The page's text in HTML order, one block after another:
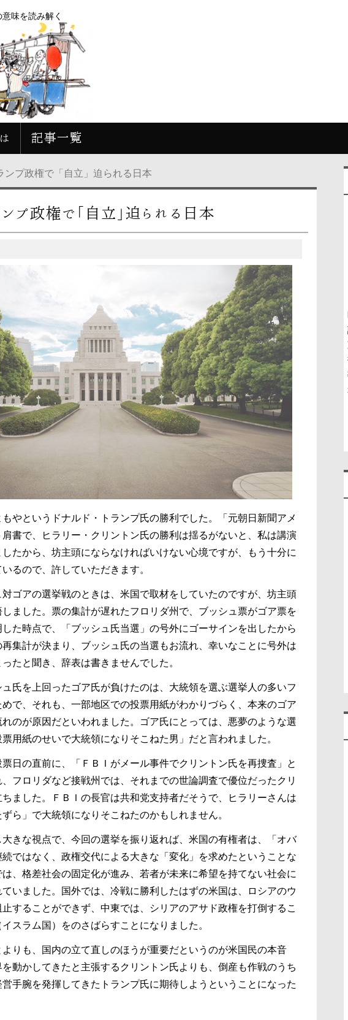
味を読み解く
記事一覧
ンプ政権で「自立」迫られる日本
ンプ政権で「自立」迫られる日本
やというドナルド・トランプ氏の勝利でした。「元朝日新聞アメ
肩書で、ヒラリー・クリントン氏の勝利は揺るがないと、私は講演
たから、坊主頭にならなければいけない心境ですが、もう十分に
るので、許していただきます。
対ゴアの選挙戦のときは、米国で取材をしていたのですが、坊主頭
ました。票の集計が遅れたフロリダ州で、ブッシュ票がゴア票を
した時点で、「ブッシュ氏当選」の号外にゴーサインを出したから
集計が決まり、ブッシュ氏の当選もお流れ、幸いなことに号外は
たと聞き、辞表は書きませんでした。
氏を上回ったゴア氏が負けたのは、大統領を選ぶ選挙人の多いフ
めで、それも、一部地区での投票用紙がわかりづらく、本来のゴア
のが原因だといわれました。ゴア氏にとっては、悪夢のような選
用紙のせいで大統領になりそこねた男」だと言われました。
日の直前に、「ＦＢＩがメール事件でクリントン氏を再捜査」と
フロリダなど接戦州では、それまでの世論調査で優位だったクリ
ました。ＦＢＩの長官は共和党支持者だそうで、ヒラリーさんは
ら」で大統領になりそこねたのかもしれません。
きな視点で、今回の選挙を振り返れば、米国の有権者は、「オバ
ではなく、政権交代による大きな「変化」を求めたということな
、格差社会の固定化が進み、若者が未来に希望を持てない社会に
いました。国外では、冷戦に勝利したはずの米国は、ロシアのウ
することができず、中東では、シリアのアサド政権を打倒するこ
スラム国）をのさばらすことになりました。
りも、国内の立て直しのほうが重要だというのが米国民の本音
動かしてきたと主張するクリントン氏よりも、倒産も作戦のうち
手腕を発揮してきたトランプ氏に期待しようということになった